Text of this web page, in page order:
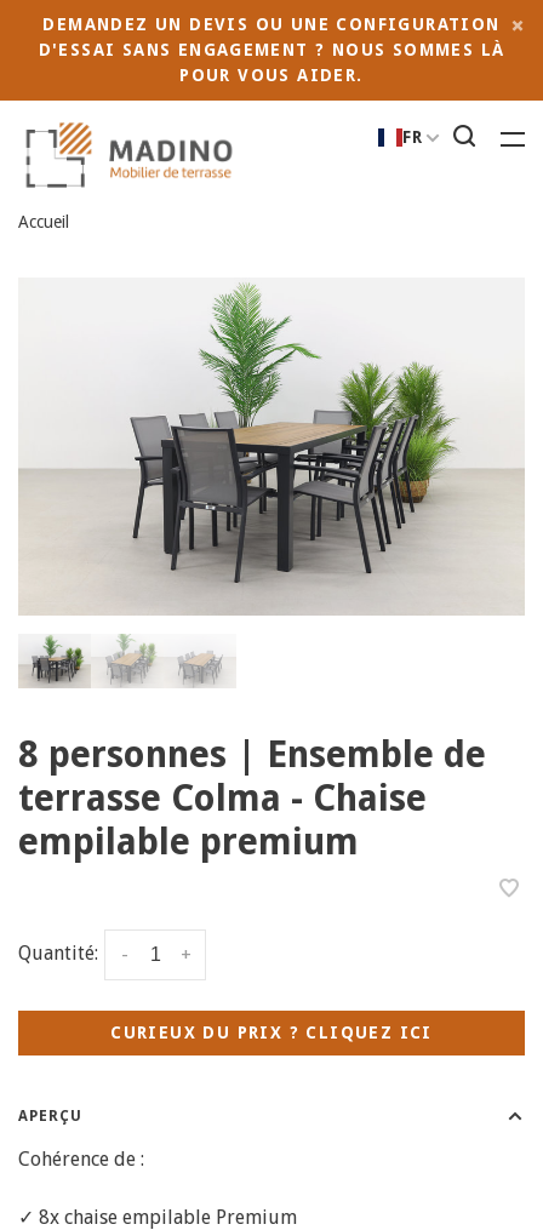
DEMANDEZ UN DEVIS OU UNE CONFIGURATION
D'ESSAI SANS ENGAGEMENT ? NOUS SOMMES LÀ
POUR VOUS AIDER.
FR
Accueil
8 personnes | Ensemble de
terrasse Colma - Chaise
empilable premium
Quantité: +
-
CURIEUX DU PRIX ? CLIQUEZ ICI
APERÇU
Cohérence de :
✓ 8x chaise empilable Premium